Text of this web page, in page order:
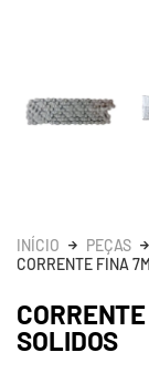
INÍCIO PEÇAS
CORRENTE FINA
SOLIDOS